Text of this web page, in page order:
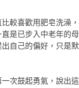
較喜歡用肥皂洗澡，
是已步入中老年的母
自己的偏好，只是默
次鼓起勇氣，說出這